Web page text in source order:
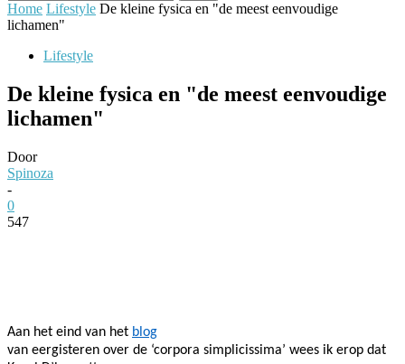
Home Lifestyle De kleine fysica en "de meest eenvoudige
lichamen"
Lifestyle
De kleine fysica en "de meest eenvoudige
lichamen"
Door
Spinoza
-
0
547
Aan het eind van het blog
van eergisteren over de ‘corpora simplicissima’ wees ik erop dat